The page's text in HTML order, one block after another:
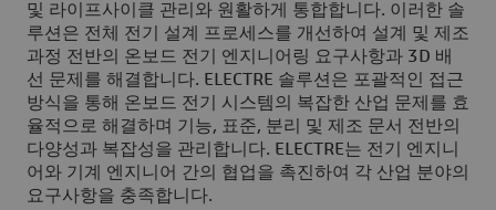
및 라이프사이클 관리와 원활하게 통합합니다. 이러한 솔
루션은 전체 전기 설계 프로세스를 개선하여 설계 및 제조
과정 전반의 온보드 전기 엔지니어링 요구사항과 3D 배
선 문제를 해결합니다. ELECTRE 솔루션은 포괄적인 접근
방식을 통해 온보드 전기 시스템의 복잡한 산업 문제를 효
율적으로 해결하며 기능, 표준, 분리 및 제조 문서 전반의
다양성과 복잡성을 관리합니다. ELECTRE는 전기 엔지니
어와 기계 엔지니어 간의 협업을 촉진하여 각 산업 분야의
요구사항을 충족합니다.